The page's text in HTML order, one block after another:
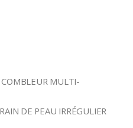
COMBLEUR MULTI-
DE PEAU IRRÉGULIER